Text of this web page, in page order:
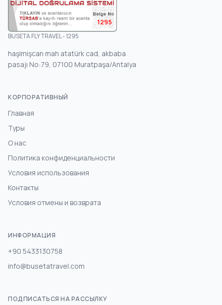
1295
BUSETA FLY TRAVEL - 1295
haşimişcan mah atatürk cad, akbaba
pasajı No:79, 07100 Muratpaşa/Antalya
КОРПОРАТИВНЫЙ
Главная
Туры
О нас
Политика конфиденциальности
Условия использования
Контакты
Условия отмены и возврата
ИНФОРМАЦИЯ
+90 5433130758
info@busetatravel.com
ПОДПИСАТЬСЯ НА РАССЫЛКУ